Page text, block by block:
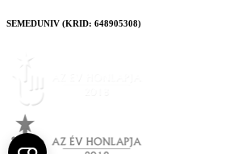
SEMEDUNIV (KRID: 648905308)